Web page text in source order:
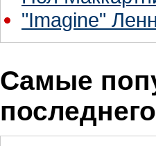
"Imagine"
Самые